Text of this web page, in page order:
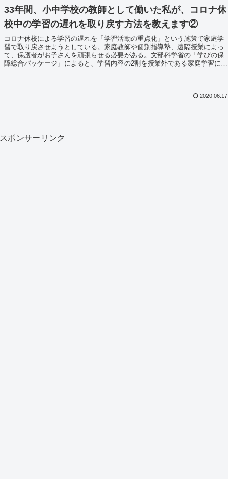
33年間、小中学校の教師として働いた私が、コロナ休
校中の学習の遅れを取り戻す方法を教えます②
コロナ休校による学習の遅れを「学習活動の重点化」という施策で家庭学
習で取り戻させようとしている。家庭教師や個別指導塾、遠隔授業によっ
て、保護者がお子さんを頑張らせる必要がある。文部科学省の「学びの保
障総合パッケージ」によると、学習内容の2割を授業外である家庭学習によ
2020.06.17
スポンサーリンク